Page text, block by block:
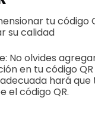
tu código
su calidad
No olvides
en tu código QR
hará
el código QR.